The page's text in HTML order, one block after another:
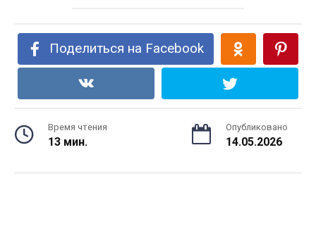
Поделиться на Facebook
Время чтения
13 мин.
Опубликовано
14.05.2026